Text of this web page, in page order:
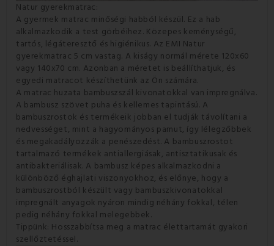
Natur gyerekmatrac:
A gyermek matrac minőségi habból készül. Ez a hab
alkalmazkodik a test görbéihez. Közepes keménységű,
tartós, légáteresztő és higiénikus. Az EMI Natur
gyerekmatrac 5 cm vastag. A kiságy normál mérete 120x60
vagy 140x70 cm. Azonban a méretet is beállíthatjuk, és
egyedi matracot készíthetünk az Ön számára.
A matrac huzata bambuszszál kivonatokkal van impregnálva.
A bambusz szövet puha és kellemes tapintású. A
bambuszrostok és termékeik jobban el tudják távolítani a
nedvességet, mint a hagyományos pamut, így lélegzőbbek
és megakadályozzák a penészedést. A bambuszrostot
tartalmazó termékek antiallergiásak, antisztatikusak és
antibakteriálisak. A bambusz képes alkalmazkodni a
különböző éghajlati viszonyokhoz, és előnye, hogy a
bambuszrostból készült vagy bambuszkivonatokkal
impregnált anyagok nyáron mindig néhány fokkal, télen
pedig néhány fokkal melegebbek.
Tippünk: Hosszabbítsa meg a matrac élettartamát gyakori
szellőztetéssel.